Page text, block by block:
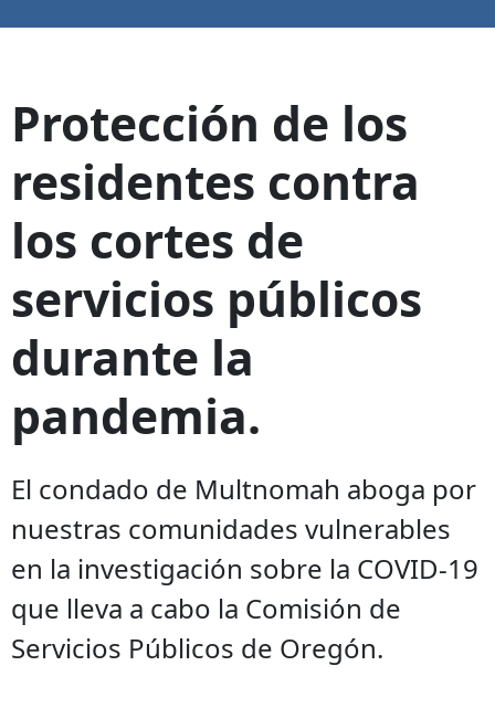
Protección de los
residentes contra
los cortes de
servicios públicos
durante la
pandemia.
El condado de Multnomah aboga por
nuestras comunidades vulnerables
en la investigación sobre la COVID-19
que lleva a cabo la Comisión de
Servicios Públicos de Oregón.